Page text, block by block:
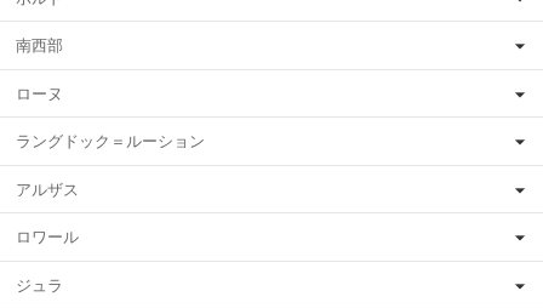
南西部
ローヌ
ラングドック＝ルーション
アルザス
ロワール
ジュラ